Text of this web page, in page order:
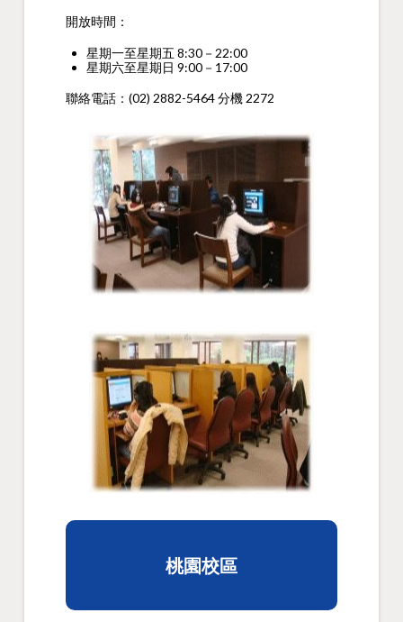
開放時間：
星期一至星期五 8:30－22:00
星期六至星期日 9:00－17:00
聯絡電話：(02) 2882-5464 分機 2272
桃園校區